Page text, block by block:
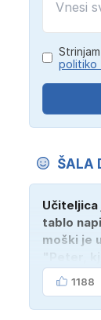
politiko
ŠALA
Učiteljica
tablo
moški je
"Peter,
vprašala.
1188